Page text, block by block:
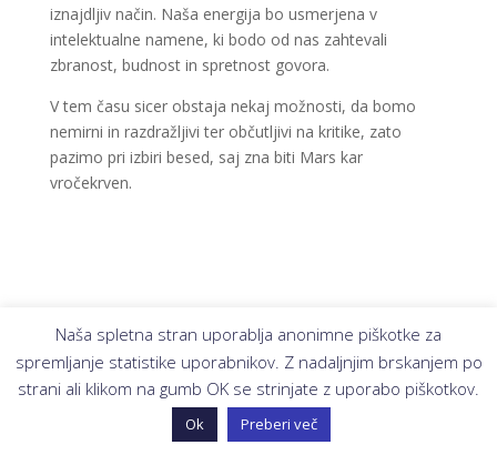
iznajdljiv način. Naša energija bo usmerjena v
intelektualne namene, ki bodo od nas zahtevali
zbranost, budnost in spretnost govora.
V tem času sicer obstaja nekaj možnosti, da bomo
nemirni in razdražljivi ter občutljivi na kritike, zato
pazimo pri izbiri besed, saj zna biti Mars kar
vročekrven.
Naša spletna stran uporablja anonimne piškotke za
spremljanje statistike uporabnikov. Z nadaljnjim brskanjem po
strani ali klikom na gumb OK se strinjate z uporabo piškotkov.
Ok Preberi več